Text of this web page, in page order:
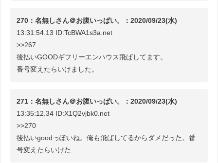
270：名無しさん＠お腹いっぱい。：2020/09/23(水)
13:31:54.13 ID:TcBWA1s3a.net
>>267
後払いGOODギフリーエンハウス飛ばしてます。
番号変えたらいけました。
271：名無しさん＠お腹いっぱい。：2020/09/23(水)
13:35:12.34 ID:X1Q2vjbk0.net
>>270
後払いgoodっぽいね。俺も飛ばしてるからダメだった。番
号変えたらいけた